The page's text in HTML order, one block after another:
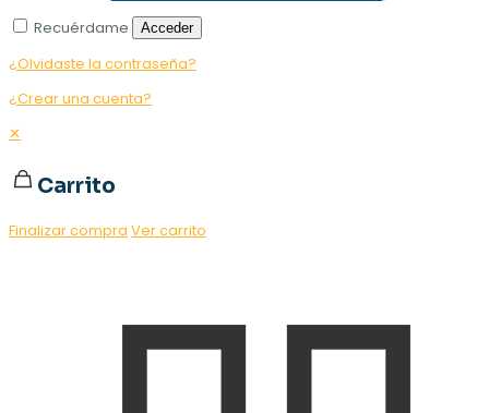
Recuérdame
Acceder
¿Olvidaste la contraseña?
¿Crear una cuenta?
✕
Carrito
Finalizar compra Ver carrito